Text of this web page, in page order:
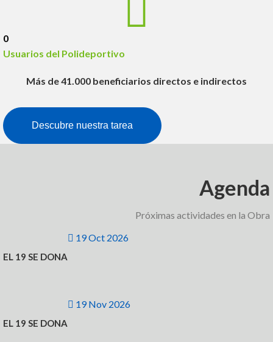
0
Usuarios del Polideportivo
Más de 41.000 beneficiarios directos e indirectos
Descubre nuestra tarea
Agenda
Próximas actividades en la Obra
19 Oct 2026
EL 19 SE DONA
19 Nov 2026
EL 19 SE DONA